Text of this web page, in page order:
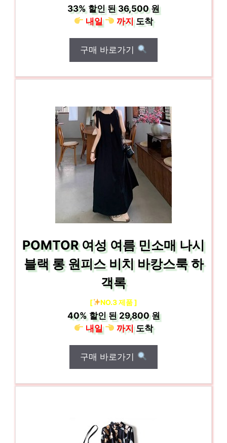
33% 할인 된36,500 원
내일
까지도착
구매 바로가기
POMTOR 여성 여름 민소매 나시
블랙 롱 원피스 비치 바캉스룩 하
객록
[ NO.3 제품 ]
40%할인 된29,800 원
내일
까지도착
구매 바로가기